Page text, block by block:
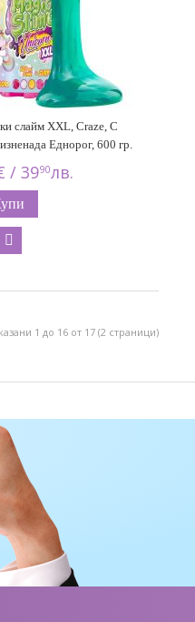
слайм XXL, Craze, С
Еднорог, 600 гр.
/ 3990лв.
1 до 16 от 17 (2 страници)